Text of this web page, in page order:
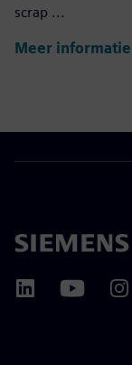
scrap ...
Meer informatie